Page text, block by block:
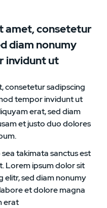
amet, consetetur
diam nonumy
invidunt ut
consetetur sadipscing
tempor invidunt ut
erat, sed diam
et justo duo dolores
takimata sanctus est
Lorem ipsum dolor sit
elitr, sed diam nonumy
et dolore magna
erat